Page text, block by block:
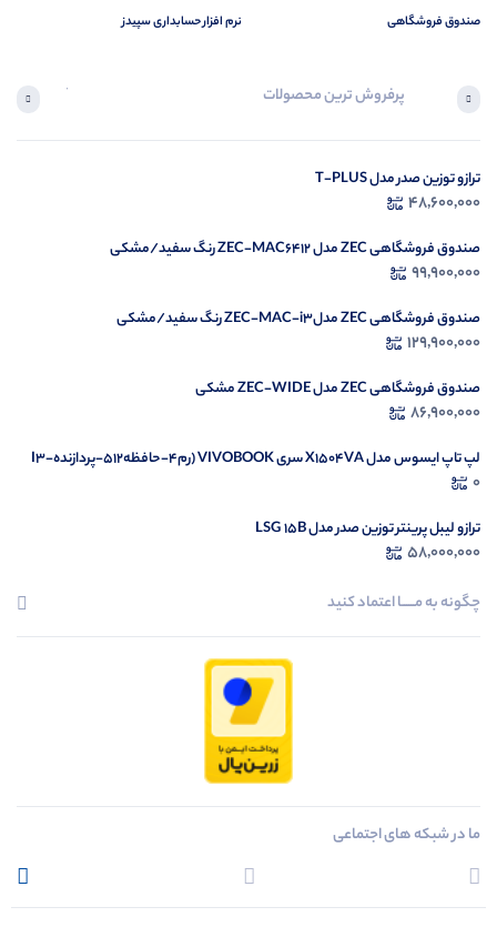
صندوق فروشگاهی
نرم افزار حسابداری سپیدز
پرفروش ترین محصولات آخرین
ترازو توزین صدر مدل T-PLUS
48,600,000
صندوق فروشگاهی ZEC مدل ZEC-MAC6412 رنگ سفید/مشکی
99,900,000
صندوق فروشگاهی ZEC مدلZEC-MAC-i3 رنگ سفید/مشکی
129,900,000
صندوق فروشگاهی ZEC مدل ZEC-WIDE مشکی
86,900,000
لپ تاپ ایسوس مدل X1504VA سری VIVOBOOK (رم4-حافظه512-پردازندهI3-
1335U)
0
ترازو لیبل پرینتر توزین صدر مدل LSG 15B
58,000,000
چگونه به مــــــا اعتماد کنید
ما در شبکه های اجتماعی